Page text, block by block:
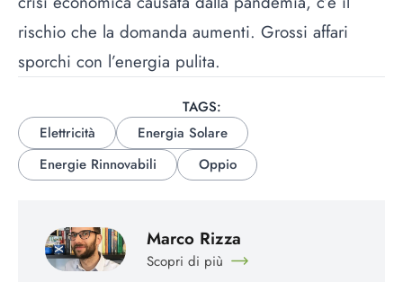
rischio che la domanda aumenti. Grossi affari
sporchi con l’energia pulita.
TAGS:
Elettricità
Energia Solare
Energie Rinnovabili
Oppio
Marco Rizza
Scopri di più